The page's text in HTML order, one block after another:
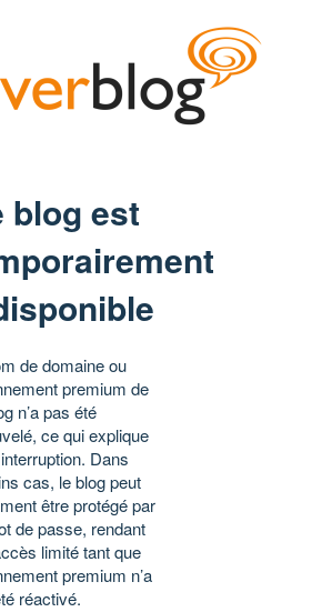
blog est
de domaine ou
premium de
n’a pas été
ce qui explique
Dans
cas, le blog peut
être protégé par
de passe, rendant
limité tant que
premium n’a
réactivé.